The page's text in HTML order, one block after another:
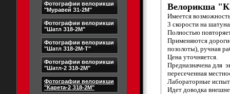
Фотографии велорикши
"Муравей З1-2М"
Фотографии велорикши
"Шатл З18-2М"
Фотографии велорикши
"Шатл З18-2М-Т"
Фотографии велорикши
"Шатл-2 З18-2М"
Фотографии велорикши
"Карета-2 З18-2М"
Велорикша
Имеется
3 скорости на
Полностью
Применяются
позолоты), ручная
Цена уточняется.
Предназначена для
пересеченная
Лабораторные
Идет доводка